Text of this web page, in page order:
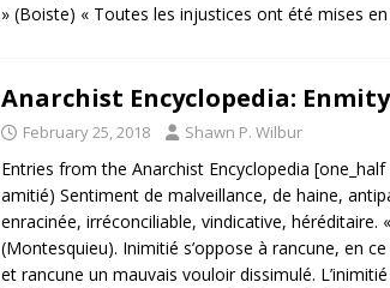
» (Boiste) « Toutes les injustices ont été mises
Anarchist Encyclopedia:
February 25, 2018 Shawn P. Wilbur
Entries from the Anarchist Encyclopedia
amitié) Sentiment de malveillance, de haine,
enracinée, irréconciliable, vindicative,
(Montesquieu). Inimitié s’oppose à rancune, en
et rancune un mauvais vouloir dissimulé.